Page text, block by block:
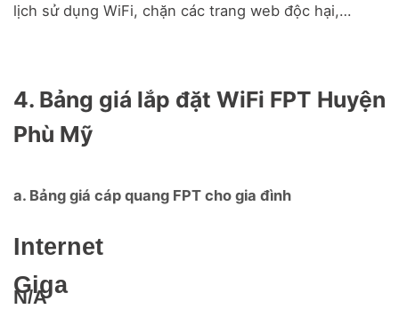
lịch sử dụng WiFi, chặn các trang web độc hại,…
4. Bảng giá lắp đặt WiFi FPT Huyện
Phù Mỹ
a. Bảng giá cáp quang FPT cho gia đình
Internet
Giga
N/A